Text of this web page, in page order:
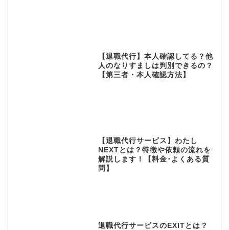
【退職代行】本人確認してる？他
人のなりすましは判別できるの？
【第三者・本人確認方法】
【退職代行サービス】わたし
NEXTとは？特徴や依頼の流れを
解説します！【料金･よくある質
問】
退職代行サービスのEXITとは？